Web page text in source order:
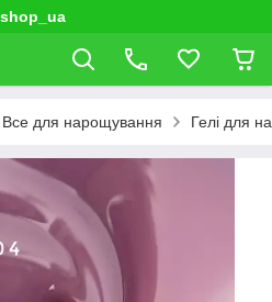
Все для нарощування Гелі для